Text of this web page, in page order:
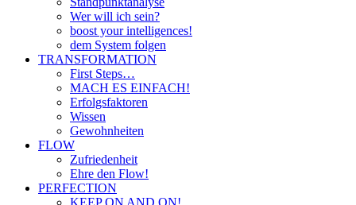
Wer will ich sein?
boost your intelligences!
dem System folgen
TRANSFORMATION
First Steps…
MACH ES EINFACH!
Erfolgsfaktoren
Wissen
Gewohnheiten
FLOW
Zufriedenheit
Ehre den Flow!
PERFECTION
KEEP ON AND ON!